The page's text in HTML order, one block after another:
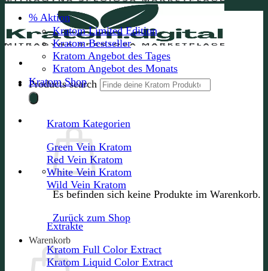
Products search
Es befinden sich keine Produkte im Warenkorb.
Zurück zum Shop
Warenkorb
% Aktion
Kratom Limited Edition
Kratom Bestseller
Kratom Angebot des Tages
Kratom Angebot des Monats
Kratom Shop
Kratom Kategorien
Green Vein Kratom
Red Vein Kratom
White Vein Kratom
Wild Vein Kratom
Extrakte
Kratom Full Color Extract
Kratom Liquid Color Extract